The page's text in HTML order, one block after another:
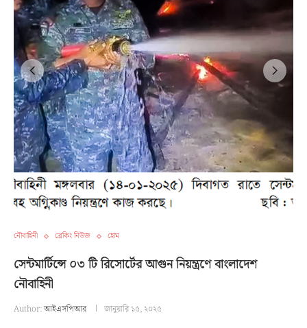
নৌবাহিনী ব্রেকিং নিউজ হোম
সেন্টমার্টিন্সে ০৩ টি রিসোর্টের আগুন নিয়ন্ত্রণে বাংলাদেশ
নৌবাহিনী
Author:আইএসপিআর জানুয়ারি ১৫, ২০২৫